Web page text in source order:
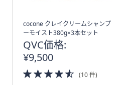
cocone クレイクリームシャンプ
ーモイスト380g×3本セット
QVC価格:
¥9,500
4.5
of
(10 件)